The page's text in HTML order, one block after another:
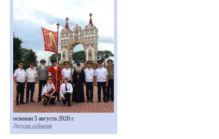
основан 5 августа 2020 г.
Другие события